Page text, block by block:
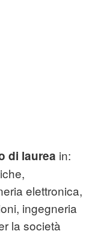
di laurea in:
elettronica,
ingegneria
la società